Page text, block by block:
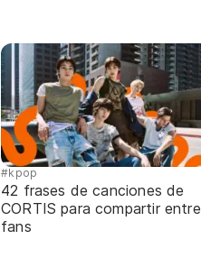
#kpop
42 frases de canciones de
CORTIS para compartir entre
fans